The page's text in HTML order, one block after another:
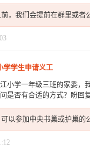
前，我们会提前在群里或
学学生申请义工
小学一年级三班的家委，
是否有合适的方式？盼回
以参加中央书巢或护巢的